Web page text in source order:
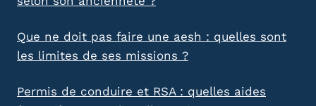
Que ne doit pas faire une aesh : quelles sont
les limites de ses missions ?
Permis de conduire et RSA : quelles aides